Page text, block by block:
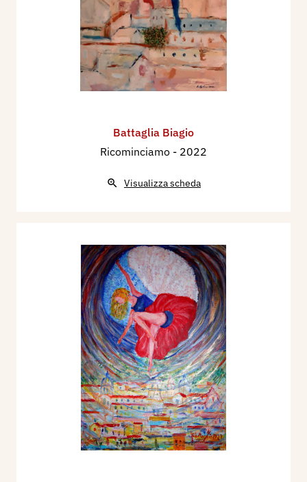
Battaglia Biagio
Ricominciamo - 2022
Visualizza scheda